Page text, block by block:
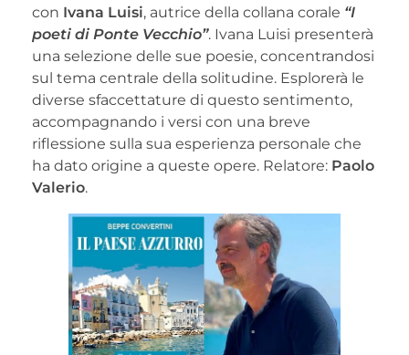
con Ivana Luisi, autrice della collana corale “I
poeti di Ponte Vecchio”. Ivana Luisi presenterà
una selezione delle sue poesie, concentrandosi
sul tema centrale della solitudine. Esplorerà le
diverse sfaccettature di questo sentimento,
accompagnando i versi con una breve
riflessione sulla sua esperienza personale che
ha dato origine a queste opere. Relatore: Paolo
Valerio.